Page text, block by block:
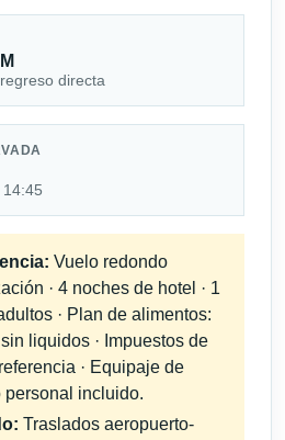
directa
Vuelo redondo
· 4 noches de hotel · 1
· Plan de alimentos:
liquidos · Impuestos de
· Equipaje de
personal incluido.
Traslados aeropuerto-